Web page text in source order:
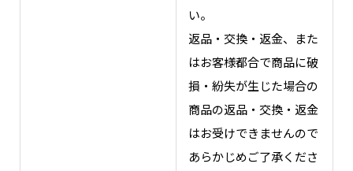
い。
返品・交換・返金、また
はお客様都合で商品に破
損・紛失が生じた場合の
商品の返品・交換・返金
はお受けできませんので
あらかじめご了承くださ